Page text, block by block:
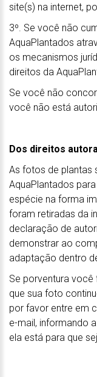
site(s) na internet,
3º. Se você não
AquaPlantados
os mecanismos
direitos da
Se você não
você não está
Dos direitos
As fotos de plantas
AquaPlantados
espécie na forma
foram retiradas da
declaração de
demonstrar ao
adaptação dentro
Se porventura
que sua foto
por favor entre em
e-mail, informando
ela está para que